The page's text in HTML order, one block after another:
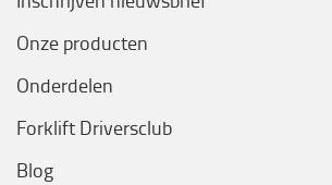
Onze producten
Onderdelen
Forklift Driversclub
Blog